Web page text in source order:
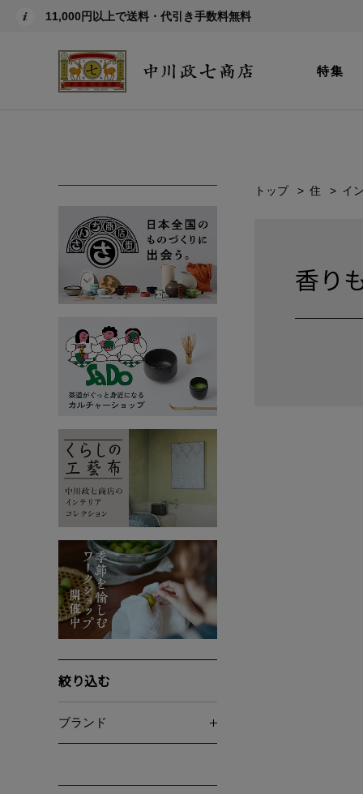
11,000円以上で送料・代引き手数料無料
特集
絞り込む
ブランド
トップ 住 イ
香り